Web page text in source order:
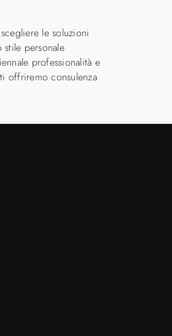
le soluzioni
personale
professionalità e
offriremo consulenza